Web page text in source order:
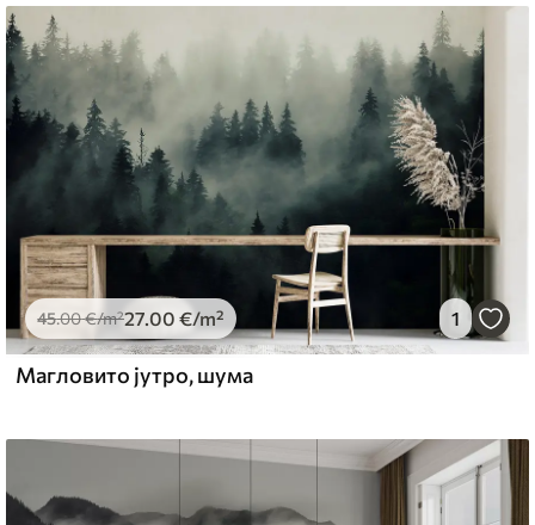
се очистити водом.
34.00€/m²
and Stick
49.00€/m²
45.00€/m²27 .00 €/m² 1
Магловито јутро, шума